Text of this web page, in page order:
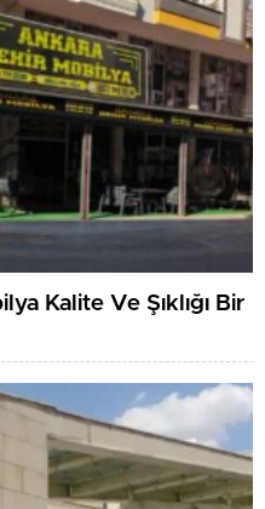
Kalite Ve Şıklığı Bir